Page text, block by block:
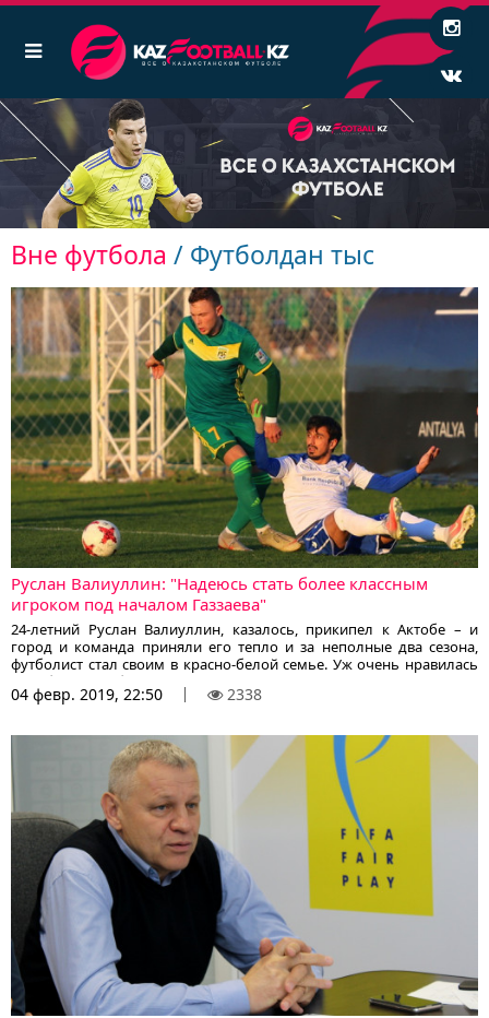
Вне футбола / Футболдан тыс
Руслан Валиуллин: "Надеюсь стать более классным
игроком под началом Газзаева"
24-летний Руслан Валиуллин, казалось, прикипел к Актобе – и
город и команда приняли его тепло и за неполные два сезона,
футболист стал своим в красно-белой семье. Уж очень нравилась
актюбинским болельщикам манера игры Руслана – дерзкая,
неуступчивая, темповая, порой, даже «приперченная» изрядной
сравнивали с великим Филиппом Ламом – уж очень похожа
манера игры Валиуллина на стиль знаменитого баварца. Однако,
пути футбольные, как и Господни, неисповедимы. В нынешнее
межсезонье актюбинский "Лам" перебрался в костанайский
"Тобол". О своем переходе в "Тобол" и о дальнейших перспективах
он рассказал в интервью корреспонденту KazFootball.kz.
04 февр. 2019, 22:50 2338